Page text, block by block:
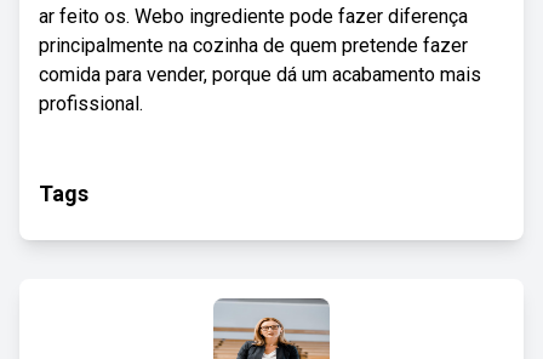
ar feito os. Webo ingrediente pode fazer diferença
principalmente na cozinha de quem pretende fazer
comida para vender, porque dá um acabamento mais
profissional.
Tags